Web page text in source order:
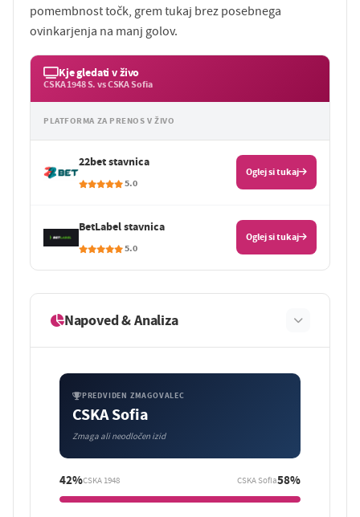
pomembnost točk, grem tukaj brez posebnega
ovinkarjenja na manj golov.
Kje gledati v živo
CSKA 1948 S. vs CSKA Sofia
PLATFORMA ZA PRENOS V ŽIVO
22bet stavnica
5.0
Oglej si tukaj
BetLabel stavnica
5.0
Oglej si tukaj
Napoved & Analiza
PREDVIDEN ZMAGOVALEC
CSKA Sofia
Zmaga ali neodločen izid
42%CSKA 1948 CSKA Sofia58%